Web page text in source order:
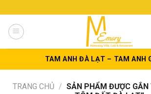
to
content
TAM ANH ĐÀ LẠT – TAM ANH
TRANG CHỦ / SẢN PHẨM ĐƯỢC GẮN